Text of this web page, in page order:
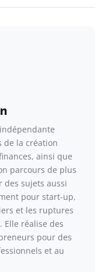
de la création
ainsi que
parcours de plus
des sujets aussi
pour start-up,
et les ruptures
Elle réalise des
pour des
et au